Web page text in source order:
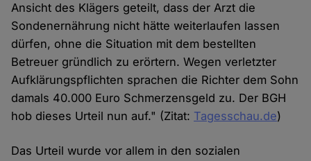
Ansicht des Klägers geteilt, dass der Arzt die
Sondenernährung nicht hätte weiterlaufen lassen
dürfen, ohne die Situation mit dem bestellten
Betreuer gründlich zu erörtern. Wegen verletzter
Aufklärungspflichten sprachen die Richter dem Sohn
damals 40.000 Euro Schmerzensgeld zu. Der BGH
hob dieses Urteil nun auf." (Zitat: Tagesschau.de)
Das Urteil wurde vor allem in den sozialen